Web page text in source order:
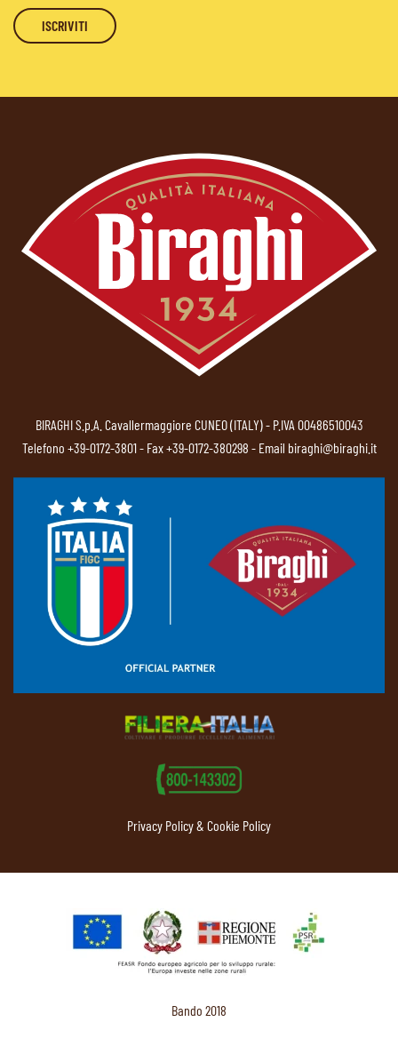
BIRAGHI S.p.A. Cavallermaggiore CUNEO (ITALY) - P.IVA 00486510043
Telefono +39-0172-3801- Fax +39-0172-380298 - Email biraghi@biraghi.it
Privacy Policy & Cookie Policy
Bando 2018